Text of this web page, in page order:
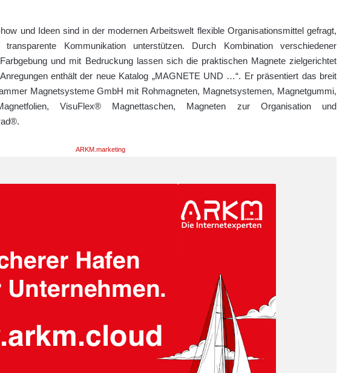
und Ideen sind in der modernen Arbeitswelt flexible Organisationsmittel gefragt,
Kommunikation unterstützen. Durch Kombination verschiedener
und mit Bedruckung lassen sich die praktischen Magnete zielgerichtet
enthält der neue Katalog „MAGNETE UND …“. Er präsentiert das breit
Magnetsysteme GmbH mit Rohmagneten, Magnetsystemen, Magnetgummi,
VisuFlex® Magnettaschen, Magneten zur Organisation und
ARKM.marketing